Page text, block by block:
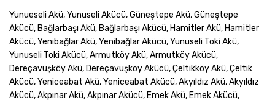
Yunueseli Akü, Yunuseli Akücü, Güneştepe Akü, Güneştepe
Akücü, Bağlarbaşı Akü, Bağlarbaşı Akücü, Hamitler Akü, Hamitler
Akücü, Yenibağlar Akü, Yenibağlar Akücü, Yunuseli Toki Akü,
Yunuseli Toki Akücü, Armutköy Akü, Armutköy Akücü,
Dereçavuşköy Akü, Dereçavuşköy Akücü, Çeltikköy Akü, Çeltik
Akücü, Yeniceabat Akü, Yeniceabat Akücü, Akyıldız Akü, Akyıldız
Akücü, Akpınar Akü, Akpınar Akücü, Emek Akü, Emek Akücü,